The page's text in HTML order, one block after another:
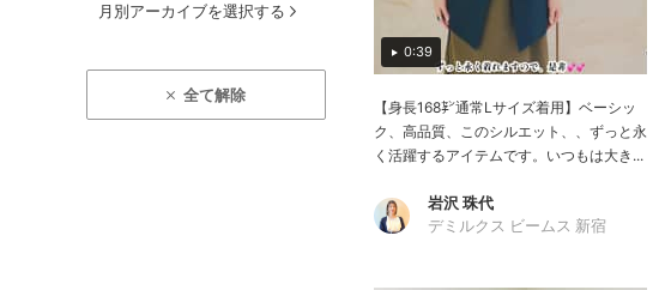
月別アーカイブを選択する
全て解除
0:39
【身長168㌢通常Lサイズ着用】ベーシッ
ク、高品質、このシルエット、、ずっと永
く活躍するアイテムです。いつもは大き...
岩沢 珠代
デミルクス ビームス 新宿